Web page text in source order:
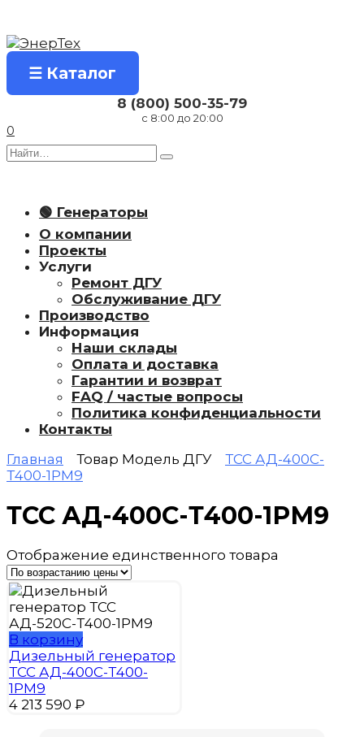
содержанию
☰ Каталог
8 (800) 500-35-79
с 8:00 до 20:00
0
Search
🟢 Генераторы
О компании
Проекты
Услуги
Ремонт ДГУ
Обслуживание ДГУ
Производство
Информация
Наши склады
Оплата и доставка
Гарантии и возврат
FAQ / частые вопросы
Политика конфиденциальности
Контакты
Главная
Товар Модель ДГУ
ТСС АД-400С-
Т400-1РМ9
ТСС АД-400С-Т400-1РМ9
Отображение единственного товара
В корзину
Дизельный генератор
ТСС АД-400С-Т400-
1РМ9
4 213 590 ₽